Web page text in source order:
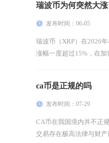
瑞波币为何突然大
发布时间：06-05
瑞波币（XRP）在2026
涨幅一度超过15%，在加
ca币是正规的吗
发布时间：07-29
CA币在我国境内并不正
交易存在极高法律与财